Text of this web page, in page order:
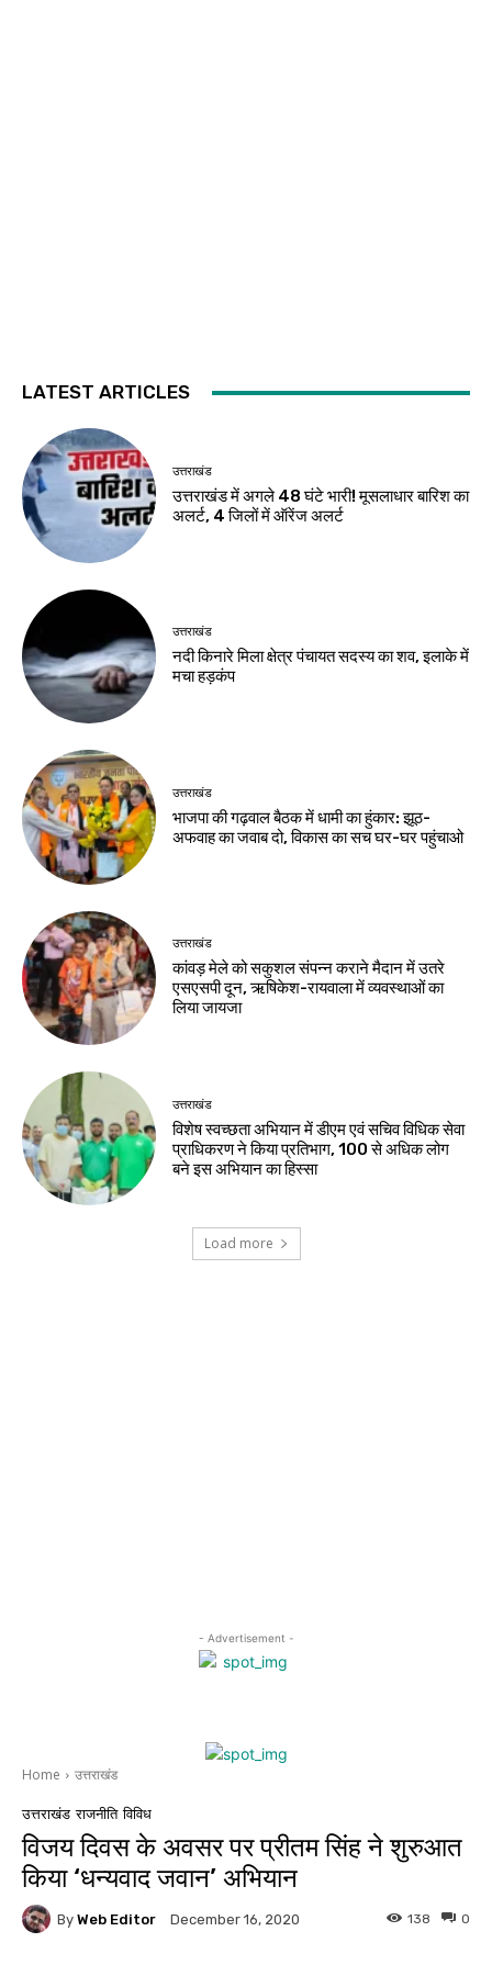
LATEST ARTICLES
उत्तराखंड
उत्तराखंड में अगले 48 घंटे भारी! मूसलाधार बारिश का
अलर्ट, 4 जिलों में ऑरेंज अलर्ट
उत्तराखंड
नदी किनारे मिला क्षेत्र पंचायत सदस्य का शव, इलाके में
मचा हड़कंप
उत्तराखंड
भाजपा की गढ़वाल बैठक में धामी का हुंकार: झूठ-
अफवाह का जवाब दो, विकास का सच घर-घर पहुंचाओ
उत्तराखंड
कांवड़ मेले को सकुशल संपन्न कराने मैदान में उतरे
एसएसपी दून, ऋषिकेश-रायवाला में व्यवस्थाओं का
लिया जायजा
उत्तराखंड
विशेष स्वच्छता अभियान में डीएम एवं सचिव विधिक सेवा
प्राधिकरण ने किया प्रतिभाग, 100 से अधिक लोग
बने इस अभियान का हिस्सा
Load more
- Advertisement -